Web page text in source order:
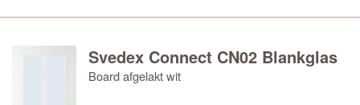
Svedex Connect CN02 Blankglas
Board afgelakt wit